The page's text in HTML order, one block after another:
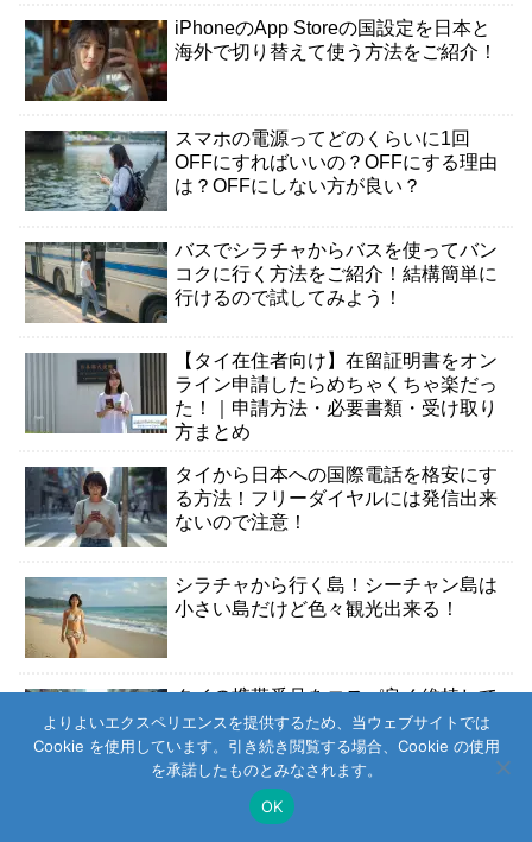
iPhoneのApp Storeの国設定を日本と
海外で切り替えて使う方法をご紹介！
スマホの電源ってどのくらいに1回
OFFにすればいいの？OFFにする理由
は？OFFにしない方が良い？
バスでシラチャからバスを使ってバン
コクに行く方法をご紹介！結構簡単に
行けるので試してみよう！
【タイ在住者向け】在留証明書をオン
ライン申請したらめちゃくちゃ楽だっ
た！｜申請方法・必要書類・受け取り
方まとめ
タイから日本への国際電話を格安にす
る方法！フリーダイヤルには発信出来
ないので注意！
シラチャから行く島！シーチャン島は
小さい島だけど色々観光出来る！
タイの携帯番号をコスパ良く維持して
おく方法はプリペイドSIMカードにし
て定期チャージがオススメ！
ターミナル21の3階に行ったら革製品
ショップがたくさんあった！オススメ
よりよいエクスペリエンスを提供するため、当ウェブサイトでは
Cookie を使用しています。引き続き閲覧する場合、Cookie の使用
を承諾したものとみなされます。
OK